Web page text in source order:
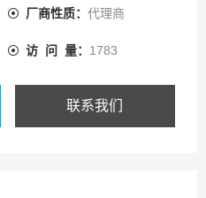
，坚硬或粘性大的材料，丝
厂商性质： 代理商
访 问 量： 1783
联系我们